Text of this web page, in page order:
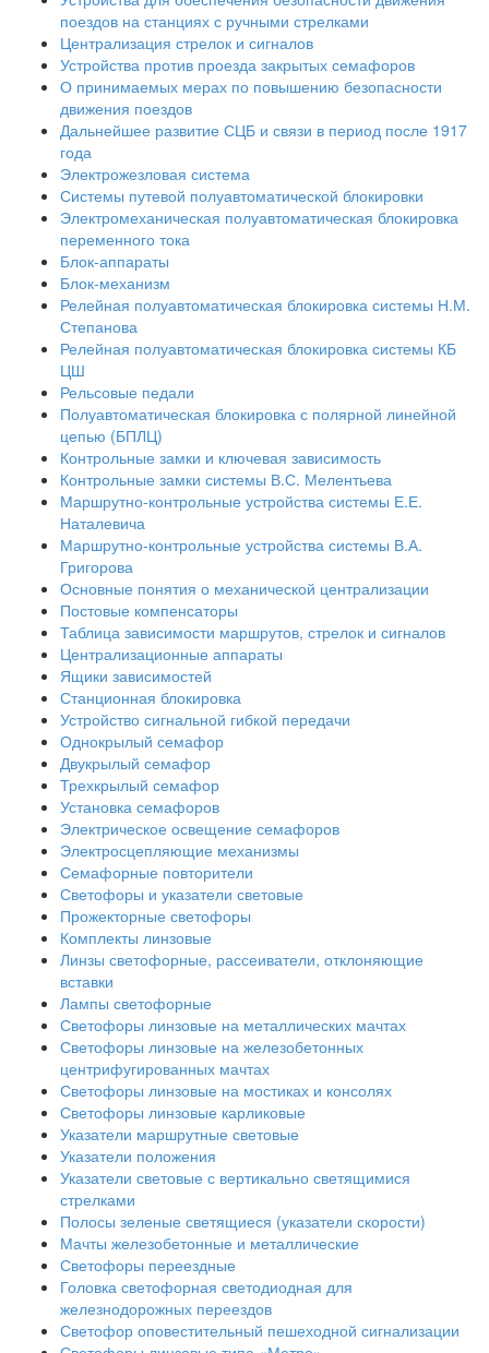
поездов на станциях с ручными стрелками
Централизация стрелок и сигналов
Устройства против проезда закрытых семафоров
О принимаемых мерах по повышению безопасности
движения поездов
Дальнейшее развитие СЦБ и связи в период после 1917
года
Электрожезловая система
Системы путевой полуавтоматической блокировки
Электромеханическая полуавтоматическая блокировка
переменного тока
Блок-аппараты
Блок-механизм
Релейная полуавтоматическая блокировка системы Н.М.
Степанова
Релейная полуавтоматическая блокировка системы КБ
ЦШ
Рельсовые педали
Полуавтоматическая блокировка с полярной линейной
цепью (БПЛЦ)
Контрольные замки и ключевая зависимость
Контрольные замки системы В.С. Мелентьева
Маршрутно-контрольные устройства системы Е.Е.
Наталевича
Маршрутно-контрольные устройства системы В.А.
Григорова
Основные понятия о механической централизации
Постовые компенсаторы
Таблица зависимости маршрутов, стрелок и сигналов
Централизационные аппараты
Ящики зависимостей
Станционная блокировка
Устройство сигнальной гибкой передачи
Однокрылый семафор
Двукрылый семафор
Трехкрылый семафор
Установка семафоров
Электрическое освещение семафоров
Электросцепляющие механизмы
Семафорные повторители
Светофоры и указатели световые
Прожекторные светофоры
Комплекты линзовые
Линзы светофорные, рассеиватели, отклоняющие
вставки
Лампы светофорные
Светофоры линзовые на металлических мачтах
Светофоры линзовые на железобетонных
центрифугированных мачтах
Светофоры линзовые на мостиках и консолях
Светофоры линзовые карликовые
Указатели маршрутные световые
Указатели положения
Указатели световые с вертикально светящимися
стрелками
Полосы зеленые светящиеся (указатели скорости)
Мачты железобетонные и металлические
Светофоры переездные
Головка светофорная светодиодная для
железнодорожных переездов
Светофор оповестительный пешеходной сигнализации